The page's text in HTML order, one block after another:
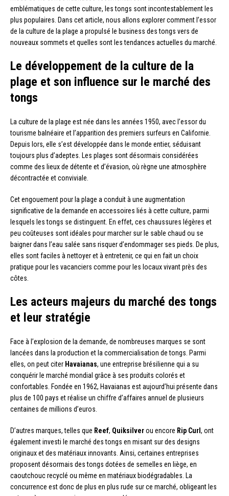
emblématiques de cette culture, les tongs sont incontestablement les
plus populaires. Dans cet article, nous allons explorer comment l’essor
de la culture de la plage a propulsé le business des tongs vers de
nouveaux sommets et quelles sont les tendances actuelles du marché.
Le développement de la culture de la
plage et son influence sur le marché des
tongs
La culture de la plage est née dans les années 1950, avec l’essor du
tourisme balnéaire et l’apparition des premiers surfeurs en Californie.
Depuis lors, elle s’est développée dans le monde entier, séduisant
toujours plus d’adeptes. Les plages sont désormais considérées
comme des lieux de détente et d’évasion, où règne une atmosphère
décontractée et conviviale.
Cet engouement pour la plage a conduit à une augmentation
significative de la demande en accessoires liés à cette culture, parmi
lesquels les tongs se distinguent. En effet, ces chaussures légères et
peu coûteuses sont idéales pour marcher sur le sable chaud ou se
baigner dans l’eau salée sans risquer d’endommager ses pieds. De plus,
elles sont faciles à nettoyer et à entretenir, ce qui en fait un choix
pratique pour les vacanciers comme pour les locaux vivant près des
côtes.
Les acteurs majeurs du marché des tongs
et leur stratégie
Face à l’explosion de la demande, de nombreuses marques se sont
lancées dans la production et la commercialisation de tongs. Parmi
elles, on peut citer Havaianas, une entreprise brésilienne qui a su
conquérir le marché mondial grâce à ses produits colorés et
confortables. Fondée en 1962, Havaianas est aujourd’hui présente dans
plus de 100 pays et réalise un chiffre d’affaires annuel de plusieurs
centaines de millions d’euros.
D’autres marques, telles que Reef, Quiksilverou encore Rip Curl , ont
également investi le marché des tongs en misant sur des designs
originaux et des matériaux innovants. Ainsi, certaines entreprises
proposent désormais des tongs dotées de semelles en liège, en
caoutchouc recyclé ou même en matériaux biodégradables. La
concurrence est donc de plus en plus rude sur ce marché, obligeant les